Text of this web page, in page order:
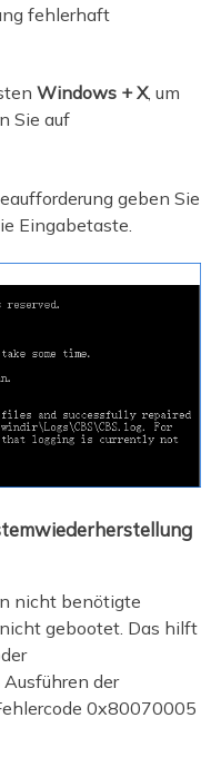
fehlerhaft
Windows + X, um
Sie auf
geben Sie
Eingabetaste.
nicht benötigte
gebootet. Das hilft
der
0x80070005